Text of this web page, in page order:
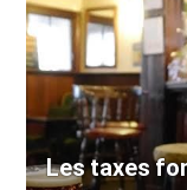
Les taxes